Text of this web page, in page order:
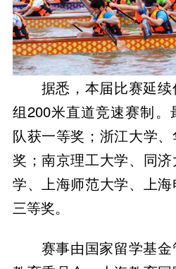
据悉，本届比赛延
组200米直道竞速赛制
队获一等奖；浙江大学
奖；南京理工大学、同
学、上海师范大学、上
三等奖。
赛事由国家留学基